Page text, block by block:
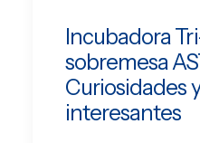
Incubadora
sobremesa
Curiosidades
interesantes